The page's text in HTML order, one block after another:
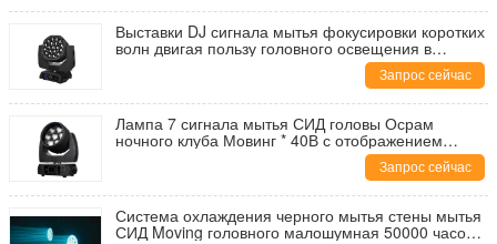
Выставки DJ сигнала мытья фокусировки коротких
волн двигая пользу головного освещения в
Запрос сейчас
Лампа 7 сигнала мытья СИД головы Осрам
ночного клуба Мовинг * 40В с отображением
Запрос сейчас
Система охлаждения черного мытья стены мытья
СИД Moving головного малошумная 50000 часов